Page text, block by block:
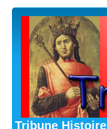
Tribune Histoire